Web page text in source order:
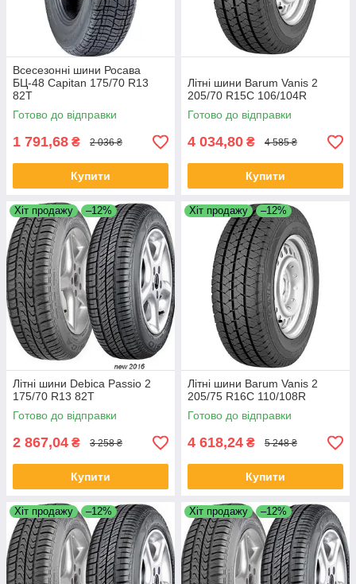
Всесезонні шини Росава
БЦ-48 Capitan 175/70 R13
82T
Готово до відправки
1 791,68 ₴ 2 036 ₴
Купити
Літні шини Barum Vanis 2
205/70 R15C 106/104R
Готово до відправки
4 034,80 ₴ 4 585 ₴
Купити
Хіт продажу –12%
Літні шини Debica Passio 2
175/70 R13 82T
Готово до відправки
2 867,04 ₴ 3 258 ₴
Купити
Хіт продажу –12%
Літні шини Barum Vanis 2
205/75 R16C 110/108R
Готово до відправки
4 618,24 ₴ 5 248 ₴
Купити
Хіт продажу –12% Хіт продажу –12%